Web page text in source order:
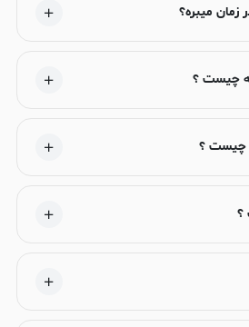
میبره؟
چیست ؟
چیست ؟
؟